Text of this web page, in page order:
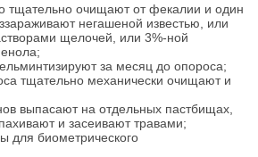
тщательно очищают от фекалии и один
негашеной известью, или
щелочей, или 3%-ной
за месяц до опороса;
тщательно механически очищают и
выпасают на отдельных пастбищах,
и засеивают травами;
для биометрического